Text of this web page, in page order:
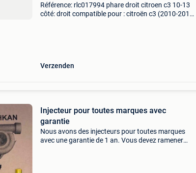
Référence: rlc017994 phare droit citroen c3 10-13
côté: droit compatible pour : citroën c3 (2010-2013)
Verzenden
Injecteur pour toutes marques avec
garantie
Nous avons des injecteurs pour toutes marques
avec une garantie de 1 an. Vous devez ramener